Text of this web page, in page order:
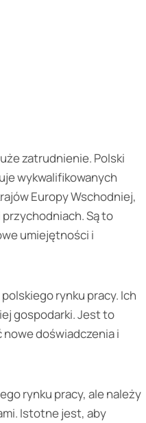
zatrudnienie. Polski
wykwalifikowanych
Europy Wschodniej,
przychodniach. Są to
umiejętności i
rynku pracy. Ich
gospodarki. Jest to
nowe doświadczenia i
rynku pracy, ale należy
Istotne jest, aby